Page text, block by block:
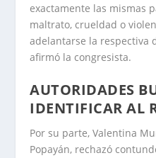
exactamente las mismas
maltrato, crueldad o
adelantarse la respectiva
afirmó la congresista.
AUTORIDADES
IDENTIFICAR AL
Por su parte, Valentina
Popayán, rechazó